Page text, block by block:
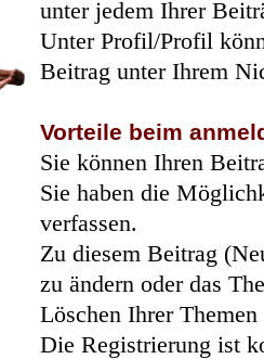
unter jedem Ihrer
Unter Profil/Profil
Beitrag unter Ihrem
Vorteile beim
Sie können Ihren
Sie haben die
verfassen.
Zu diesem Beitrag
zu ändern oder das
Löschen Ihrer
Die Registrierung ist